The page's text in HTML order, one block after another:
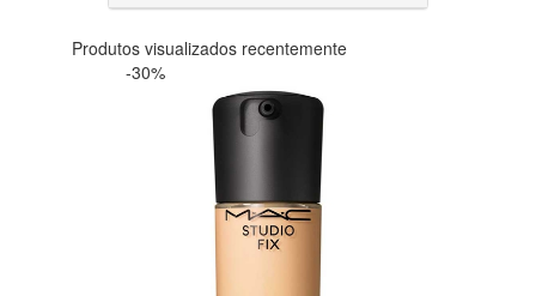
Produtos visualizados recentemente
-30%